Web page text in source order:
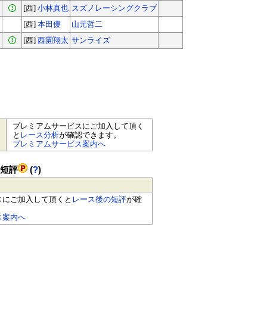
[西] 小林真也 スズノレーシングクラブ
[西] 本田優
山元哲二
[西] 西園翔太 サンライズ
プレミアムサービスにご加入して頂く
と レース分析が確認できます。
プレミアムサービス案内へ
評 (?)
ご加入して頂くと レース後の短評が確
案内へ